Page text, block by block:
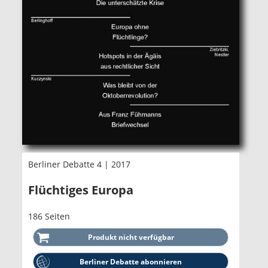
Berliner Debatte 4 | 2017
Flüchtiges Europa
186 Seiten
Berliner Debatte abonnieren